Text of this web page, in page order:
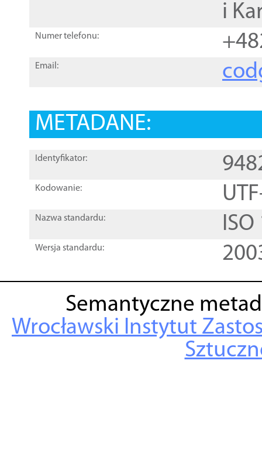
i
Numer telefonu:
Email:
METADANE:
Identyfikator:
Kodowanie:
Nazwa standardu:
Wersja standardu:
Semantyczne
Wrocławski Instytut